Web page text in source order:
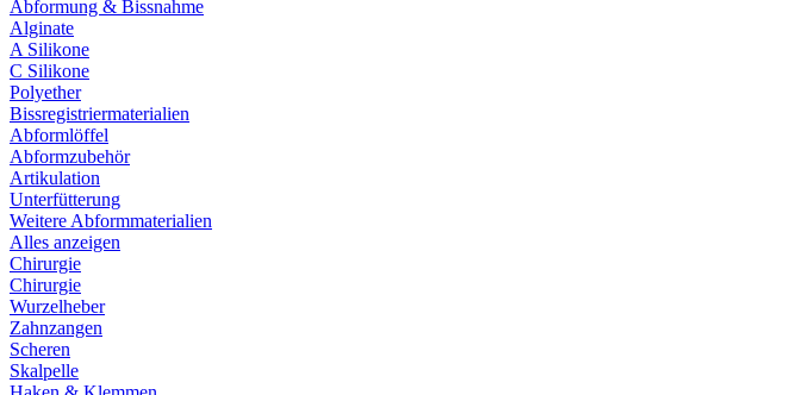
Abformung & Bissnahme
Alginate
A Silikone
C Silikone
Polyether
Bissregistriermaterialien
Abformlöffel
Abformzubehör
Artikulation
Unterfütterung
Weitere Abformmaterialien
Alles anzeigen
Chirurgie
Chirurgie
Wurzelheber
Zahnzangen
Scheren
Skalpelle